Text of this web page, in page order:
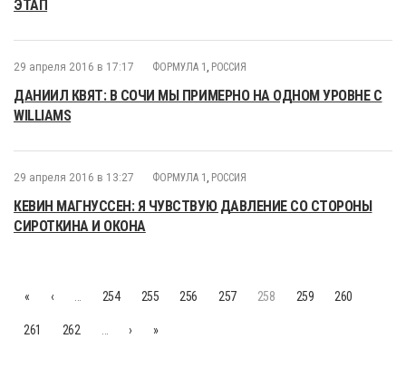
ЭТАП
29 апреля 2016 в 17:17 ФОРМУЛА 1 , РОССИЯ
ДАНИИЛ КВЯТ: В СОЧИ МЫ ПРИМЕРНО НА ОДНОМ УРОВНЕ С
WILLIAMS
29 апреля 2016 в 13:27 ФОРМУЛА 1 , РОССИЯ
КЕВИН МАГНУССЕН: Я ЧУВСТВУЮ ДАВЛЕНИЕ СО СТОРОНЫ
СИРОТКИНА И ОКОНА
« ‹ 254 255 256 257 258 259 260
261 262 › »